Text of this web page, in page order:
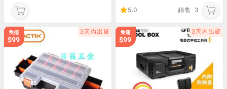
5.0
銷售 3